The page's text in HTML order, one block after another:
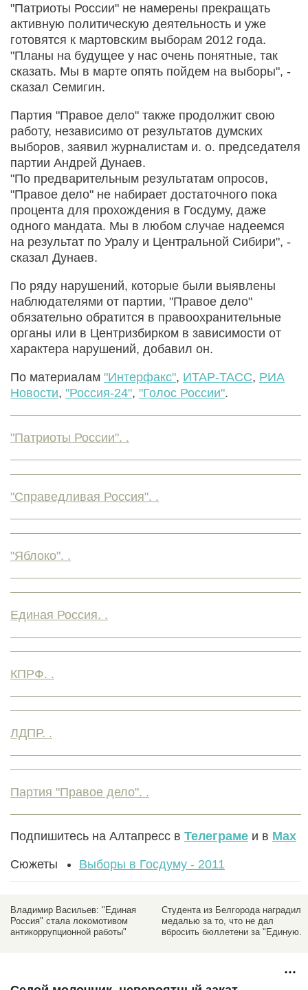
"Патриоты России" не намерены прекращать
активную политическую деятельность и уже
готовятся к мартовским выборам 2012 года.
"Планы на будущее у нас очень понятные, так
сказать. Мы в марте опять пойдем на выборы", -
сказал Семигин.
Партия "Правое дело" также продолжит свою
работу, независимо от результатов думских
выборов, заявил журналистам и. о. председателя
партии Андрей Дунаев.
"По предварительным результатам опросов,
"Правое дело" не набирает достаточного пока
процента для прохождения в Госдуму, даже
одного мандата. Мы в любом случае надеемся
на результат по Уралу и Центральной Сибири", -
сказал Дунаев.
По ряду нарушений, которые были выявлены
наблюдателями от партии, "Правое дело"
обязательно обратится в правоохранительные
органы или в Центризбирком в зависимости от
характера нарушений, добавил он.
По материалам "Интерфакс", ИТАР-ТАСС, РИА
Новости, "Россия-24", "Голос России".
"Патриоты России". .
"Справедливая Россия". .
"Яблоко". .
Единая Россия. .
КПРФ. .
ЛДПР. .
Партия "Правое дело". .
Подпишитесь на Алтапресс в Телеграме и в Max
Сюжеты Выборы в Госдуму - 2011
Владимир Васильев: "Единая
Россия" стала локомотивом
антикоррупционной работы"
Студента из Белгорода наградили
медалью за то, что не дал
вбросить бюллетени за "Единую